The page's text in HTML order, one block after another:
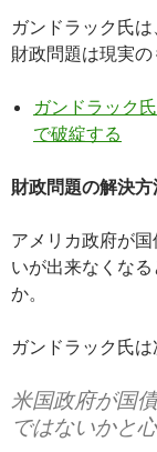
ガンドラック氏
財政問題は現実の
ガンドラック
で破綻する
財政問題の解決方
アメリカ政府が
いが出来なくな
か。
ガンドラック氏は
米国政府が国
ではないかと